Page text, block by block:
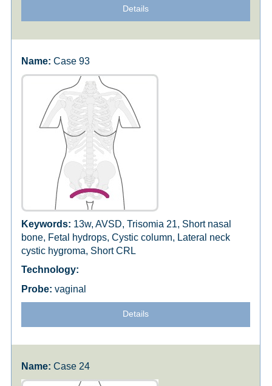
Details
Case 93
13w, AVSD, Trisomia 21, Short nasal
bone, Fetal hydrops, Cystic column, Lateral neck
cystic hygroma, Short CRL
vaginal
Details
Case 24